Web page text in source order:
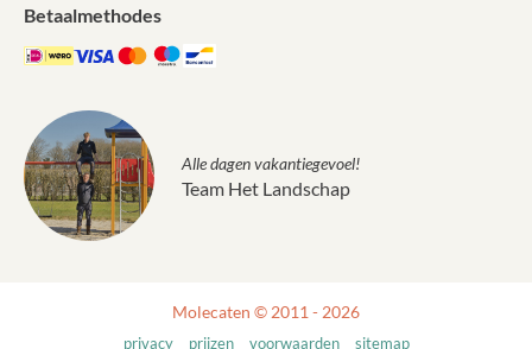
Betaalmethodes
Alle dagen vakantiegevoel!
Team Het Landschap
Molecaten © 2011 - 2026
privacy prijzen voorwaarden sitemap